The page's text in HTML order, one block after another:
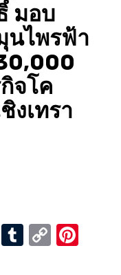
มอบ
นไพรฟ้า
จโค
งเทรา
Blogger
Tumblr
Copy